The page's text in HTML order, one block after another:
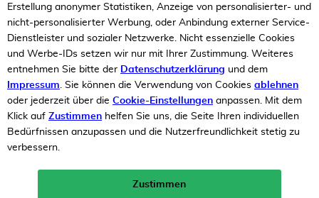
Neukunden-Rabatt ab 49€!
Erstellung anonymer Statistiken, Anzeige von personalisierter- und
nicht-personalisierter Werbung, oder Anbindung externer Service-
Dienstleister und sozialer Netzwerke. Nicht essenzielle Cookies
und Werbe-IDs setzen wir nur mit Ihrer Zustimmung. Weiteres
entnehmen Sie bitte der Datenschutzerklärung und dem
Impressum. Sie können die Verwendung von Cookies ablehnen
oder jederzeit über die Cookie-Einstellungen anpassen. Mit dem
Klick auf Zustimmen helfen Sie uns, die Seite Ihren individuellen
Bedürfnissen anzupassen und die Nutzerfreundlichkeit stetig zu
verbessern.
Zustimmen